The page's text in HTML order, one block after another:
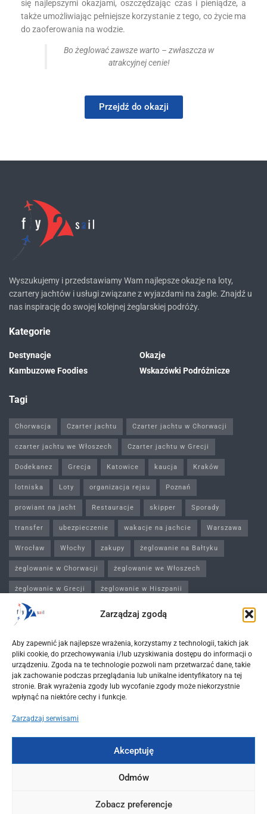
Zarządzaj zgodą
Aby zapewnić jak najlepsze wrażenia, korzystamy z technologii, takich jak
pliki cookie, do przechowywania i/lub uzyskiwania dostępu do informacji o
urządzeniu. Zgoda na te technologie pozwoli nam przetwarzać dane, takie
jak zachowanie podczas przeglądania lub unikalne identyfikatory na tej
stronie. Brak wyrażenia zgody lub wycofanie zgody może niekorzystnie
wpłynąć na niektóre cechy i funkcje.
Zarządzaj serwisami
Akceptuję
Odmów
Zobacz preferencje
się najlepszymi okazjami, oszczędzając czas i pieniądze, a
także umożliwiając pełniejsze korzystanie z tego, co życie ma
do zaoferowania na wodzie.
Bo żeglować zawsze warto – zwłaszcza w
atrakcyjnej cenie!
Przejdź do okazji
Wyszukujemy i przedstawiamy Wam najlepsze okazje na loty,
czartery jachtów i usługi związane z wyjazdami na żagle. Znajdź u
nas inspirację do swojej kolejnej żeglarskiej podróży.
Kategorie
Destynacje
Kambuzowe Foodies
Okazje
Wskazówki Podróżnicze
Tagi
Chorwacja Czarter jachtu Czarter jachtu w Chorwacji
czarter jachtu we Włoszech Czarter jachtu w Grecji
Dodekanez Grecja Katowice kaucja Kraków
lotniska Loty organizacja rejsu Poznań
prowiant na jacht Restauracje skipper Sporady
transfer ubezpieczenie wakacje na jachcie Warszawa
Wrocław Włochy zakupy żeglowanie na Bałtyku
żeglowanie w Chorwacji żeglowanie we Włoszech
żeglowanie w Grecji żeglowanie w Hiszpanii
Najnowsze okazje
Żeglowanie po Dodekanezie: przewodnik dla
początkujących i zaawansowanych żeglarzy
Poleć do Neapolu w cenie 768 PLN i wynajmij
2025-04-07